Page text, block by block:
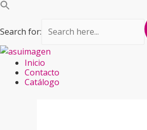
Search for:
Ir
contenido
Inicio
Contacto
Catálogo